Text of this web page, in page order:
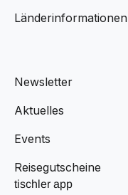
Länderinformationen
Newsletter
Aktuelles
Events
Reisegutscheine
tischler app